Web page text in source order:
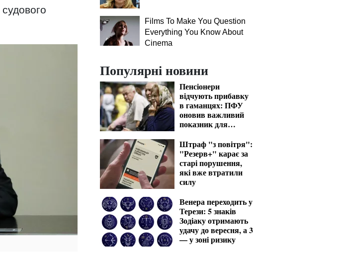
Films To Make You Question
Everything You Know About
Cinema
Популярні новини
Пенсіонери
відчують прибавку
в гаманцях: ПФУ
оновив важливий
показник для
Штраф "з повітря":
"Резерв+" карає за
старі порушення,
які вже втратили
силу
Венера переходить у
Терези: 5 знаків
Зодіаку отримають
удачу до вересня, а 3
— у зоні ризику